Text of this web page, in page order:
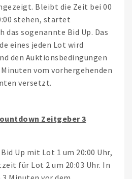
Bleibt die Zeit bei 00
stehen, startet
das sogenannte Bid Up. Das
eines jeden Lot wird
den Auktionsbedingungen
Minuten vom vorhergehenden
versetzt.
Zeitgeber 3
Up mit Lot 1 um 20:00 Uhr,
für Lot 2 um 20:03 Uhr. In